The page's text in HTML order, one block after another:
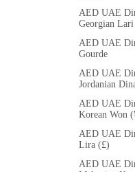
AED UAE
Georgian Lari
AED UAE
Gourde
AED UAE
Jordanian
AED UAE
Korean Won
AED UAE
Lira (£)
AED UAE